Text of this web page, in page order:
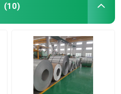
(10)